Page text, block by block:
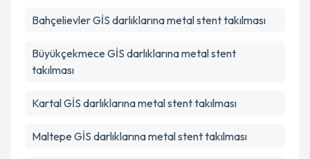
BahçelievlerGİS darlıklarına metal stent takılması
Büyükçekmece GİS darlıklarına metal stent
takılması
KartalGİS darlıklarına metal stent takılması
Maltepe GİS darlıklarına metal stent takılması